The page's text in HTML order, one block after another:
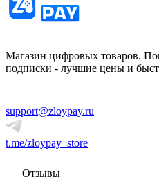
Магазин цифровых товаров.
подписки - лучшие цены и
support@zloypay.ru
t.me/zloypay_store
Отзывы